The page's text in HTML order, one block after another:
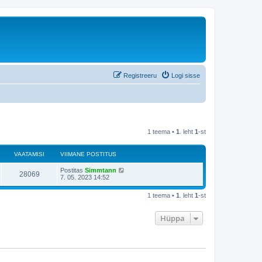
Logi sisse
Registreeru
1 teema • 1 . leht 1-st
VAATAMISI VIIMANE POSTITUS
28069 Postitas Simmtann
7. 05. 2023 14:52
1 teema • 1 . leht 1-st
Hüppa